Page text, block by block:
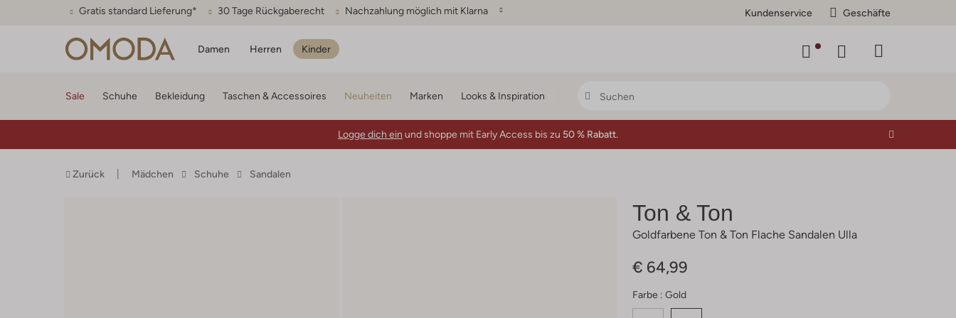
Gratis standard Lieferung* 30 Tage Rückgaberecht Nachzahlung möglich mit Klarna Kundenservice Geschäfte
Damen Herren Kinder
Sale Schuhe Bekleidung Taschen & Accessoires Neuheiten Marken Looks & Inspiration
Logge dich ein und shoppe mit Early Access bis zu 50 % Rabatt.
Zurück Mädchen Schuhe Sandalen
Ton & Ton
Goldfarbene Ton & Ton Flache Sandalen Ulla
€ 64,99
Farbe : Gold